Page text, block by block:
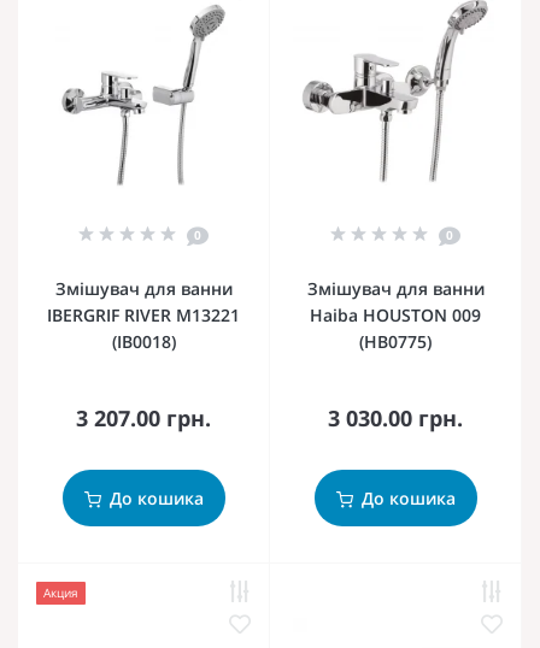
0
Змішувач для ванни
IBERGRIF RIVER M13221
(IB0018)
3 207.00 грн.
До кошика
0
Змішувач для ванни
Haiba HOUSTON 009
(HB0775)
3 030.00 грн.
До кошика
Акция